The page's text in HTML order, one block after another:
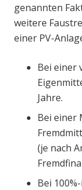
genannten
weitere
einer PV-
Bei einer
Jahre.
Bei einer
(je nach
Bei